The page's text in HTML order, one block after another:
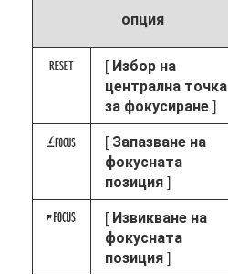
опция
K [ Избор на
централна точка
за фокусиране]
4 [ Запазване на
фокусната
позиция]
3 [ Извикване на
фокусната
позиция]